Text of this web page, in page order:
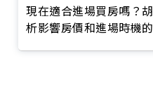
現在適合進場買房嗎？
析影響房價和進場時機